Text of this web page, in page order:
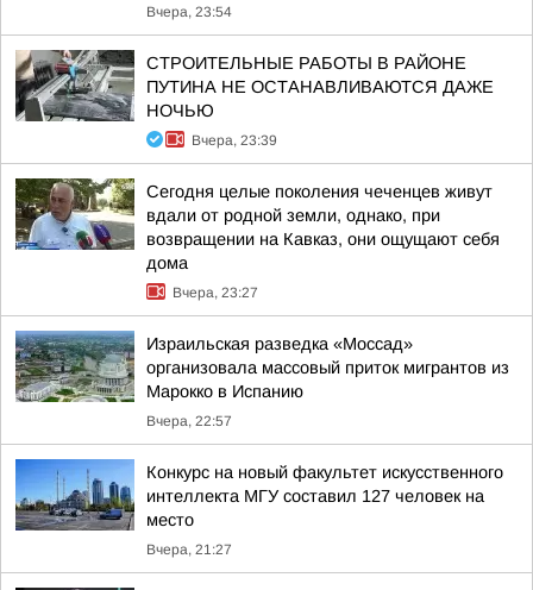
Вчера, 23:54
СТРОИТЕЛЬНЫЕ РАБОТЫ В РАЙОНЕ
ПУТИНА НЕ ОСТАНАВЛИВАЮТСЯ ДАЖЕ
НОЧЬЮ
Вчера, 23:39
Сегодня целые поколения чеченцев живут
вдали от родной земли, однако, при
возвращении на Кавказ, они ощущают себя
дома
Вчера, 23:27
Израильская разведка «Моссад»
организовала массовый приток мигрантов из
Марокко в Испанию
Вчера, 22:57
Конкурс на новый факультет искусственного
интеллекта МГУ составил 127 человек на
место
Вчера, 21:27